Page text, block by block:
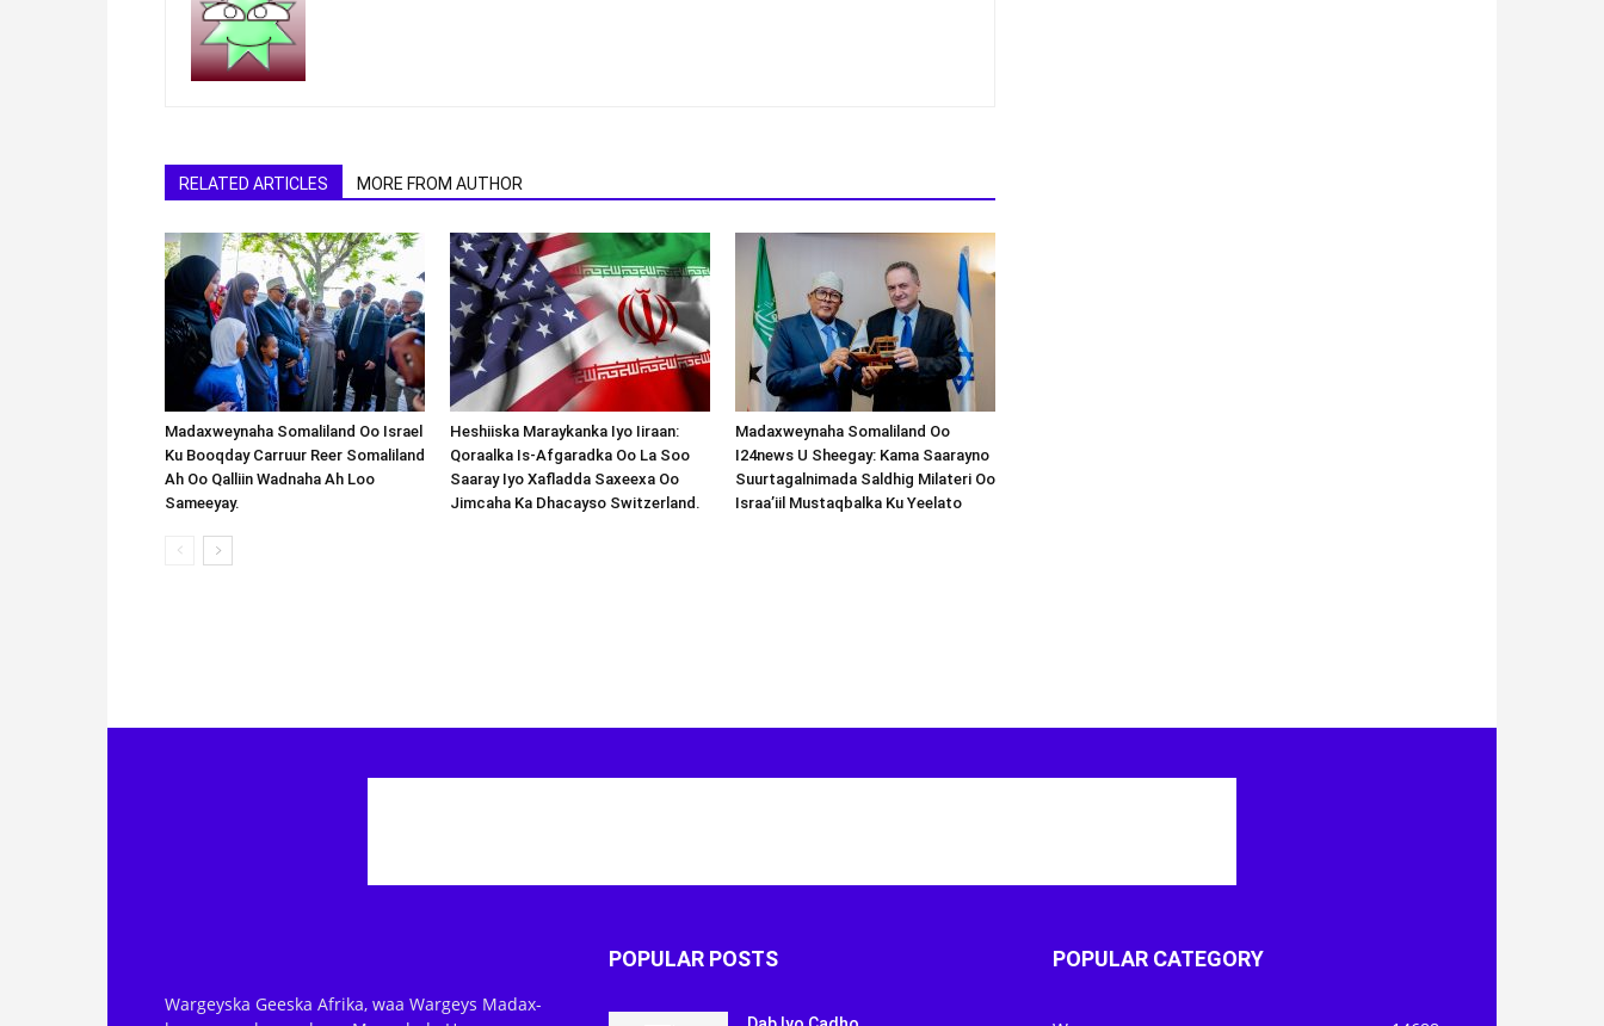
RELATED ARTICLES MORE FROM AUTHOR
Madaxweynaha Somaliland Oo Israel
Ku Booqday Carruur Reer Somaliland
Ah Oo Qalliin Wadnaha Ah Loo
Sameeyay.
Heshiiska Maraykanka Iyo Iiraan:
Qoraalka Is-Afgaradka Oo La Soo
Saaray Iyo Xafladda Saxeexa Oo
Jimcaha Ka Dhacayso Switzerland.
Madaxweynaha Somaliland Oo
I24news U Sheegay: Kama Saarayno
Suurtagalnimada Saldhig Milateri Oo
Israa’iil Mustaqbalka Ku Yeelato
Wargeyska Geeska Afrika, waa Wargeys Madax-
POPULAR POSTS POPULAR CATEGORY